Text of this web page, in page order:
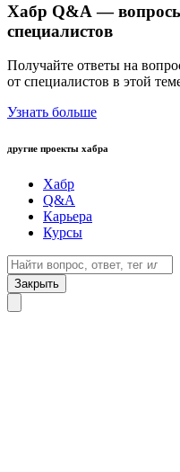
Хабр Q&A —
специалистов
Получайте ответы на
от специалистов в этой
Узнать больше
другие проекты хабра
Хабр
Q&A
Карьера
Курсы
Закрыть